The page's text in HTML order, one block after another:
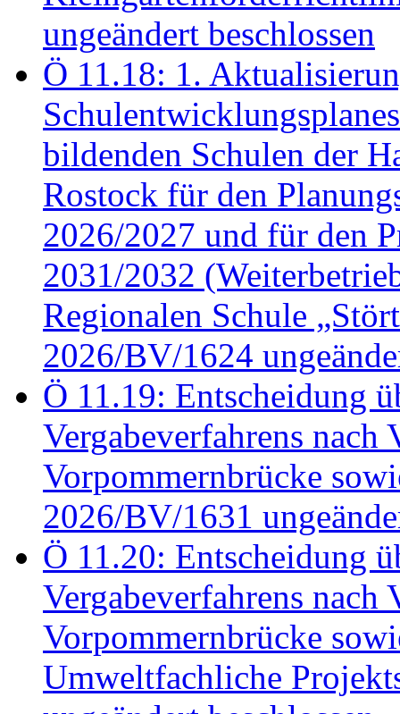
ungeändert beschlossen
Ö 11.18: 1.
bildenden Schulen der
Rostock für den
2026/2027 und für den
2031/2032
Regionalen Schule
2026/BV/1624
Ö 11.19: Entscheidung
Vergabeverfahrens
Vorpommernbrücke
2026/BV/1631
Ö 11.20: Entscheidung
Vergabeverfahrens
Vorpommernbrücke
Umweltfachliche